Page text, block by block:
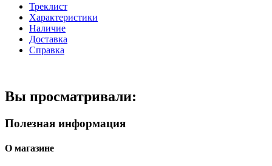
Треклист
Характеристики
Наличие
Доставка
Справка
Вы просматривали:
Полезная информация
О магазине